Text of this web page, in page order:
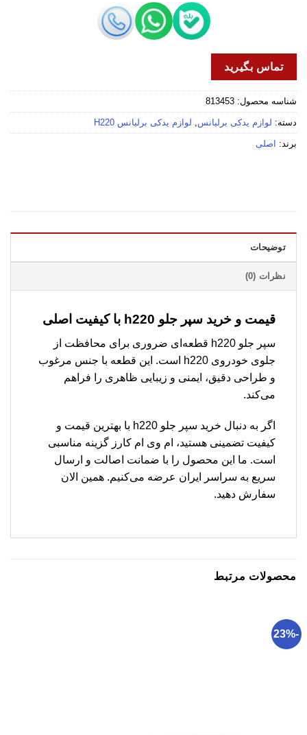
تماس بگیرید
شناسه محصول: 813453
دسته: لوازم یدکی برلیانس, لوازم یدکی برلیانس H220
برند: اصلی
توضیحات
نظرات (0)
قیمت و خرید سپر جلو h220 با کیفیت اصلی
سپر جلو h220 قطعه‌ای ضروری برای محافظت از
جلوی خودروی h220 است. این قطعه با جنس مرغوب
و طراحی دقیق، ایمنی و زیبایی ظاهری را فراهم
می‌کند.
اگر به دنبال خرید سپر جلو h220 با بهترین قیمت و
کیفیت تضمینی هستید، ام وی ام کارز گزینه مناسبی
است. ما این محصول را با ضمانت اصالت و ارسال
سریع به سراسر ایران عرضه می‌کنیم. همین الان
سفارش دهید.
محصولات مرتبط
-23%